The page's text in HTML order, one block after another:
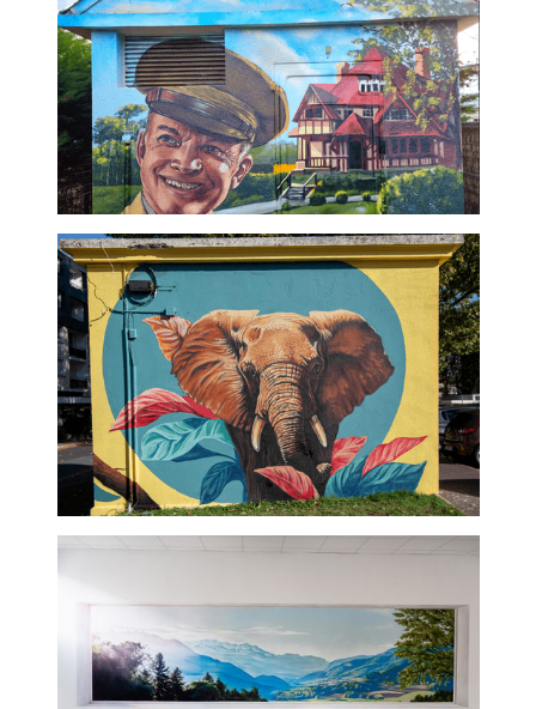
Compteur ENEDIS -
Graffeur professionnel
Transformateur EDF -
Fresque graffeur